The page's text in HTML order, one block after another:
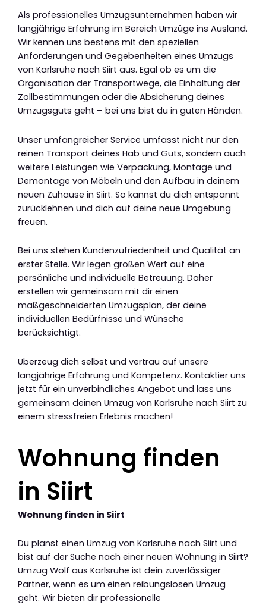
Als professionelles Umzugsunternehmen haben wir
langjährige Erfahrung im Bereich Umzüge ins Ausland.
Wir kennen uns bestens mit den speziellen
Anforderungen und Gegebenheiten eines Umzugs
von Karlsruhe nach Siirt aus. Egal ob es um die
Organisation der Transportwege, die Einhaltung der
Zollbestimmungen oder die Absicherung deines
Umzugsguts geht – bei uns bist du in guten Händen.
Unser umfangreicher Service umfasst nicht nur den
reinen Transport deines Hab und Guts, sondern auch
weitere Leistungen wie Verpackung, Montage und
Demontage von Möbeln und den Aufbau in deinem
neuen Zuhause in Siirt. So kannst du dich entspannt
zurücklehnen und dich auf deine neue Umgebung
freuen.
Bei uns stehen Kundenzufriedenheit und Qualität an
erster Stelle. Wir legen großen Wert auf eine
persönliche und individuelle Betreuung. Daher
erstellen wir gemeinsam mit dir einen
maßgeschneiderten Umzugsplan, der deine
individuellen Bedürfnisse und Wünsche
berücksichtigt.
Überzeug dich selbst und vertrau auf unsere
langjährige Erfahrung und Kompetenz. Kontaktier uns
jetzt für ein unverbindliches Angebot und lass uns
gemeinsam deinen Umzug von Karlsruhe nach Siirt zu
einem stressfreien Erlebnis machen!
Wohnung finden
in Siirt
Wohnung finden in Siirt
Du planst einen Umzug von Karlsruhe nach Siirt und
bist auf der Suche nach einer neuen Wohnung in Siirt?
Umzug Wolf aus Karlsruhe ist dein zuverlässiger
Partner, wenn es um einen reibungslosen Umzug
geht. Wir bieten dir professionelle